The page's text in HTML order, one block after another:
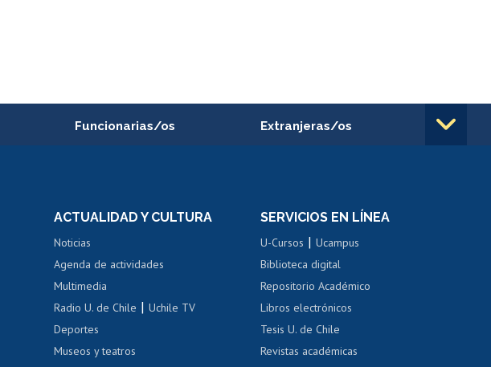
Funcionarias/os
Portal de movilidad interna
Certificado de renta
Certificado de renta
Extranjeras/os
Cursos de español
Acoso laboral, sexual y violencia Denuncias administrativas
ACTUALIDAD Y CULTURA
Noticias
Agenda de actividades
Multimedia
Radio U. de Chile |Uchile TV
Deportes
Museos y teatros
SERVICIOS EN LÍNEA
U-Cursos |Ucampus
Biblioteca digital
Repositorio Académico
Libros electrónicos
Tesis U. de Chile
Revistas académicas